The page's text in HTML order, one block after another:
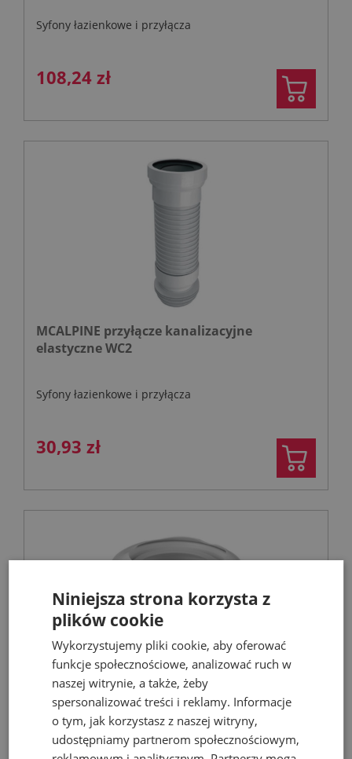
Syfony łazienkowe i przyłącza
108,24 zł
MCALPINE przyłącze kanalizacyjne
elastyczne WC2
Syfony łazienkowe i przyłącza
30,93 zł
MCALPINE przyłącze kanalizacyjne
elastyczne, mimośrodowe MAC1F-EXS
Niniejsza strona korzysta z
plików cookie
Wykorzystujemy pliki cookie, aby oferować
funkcje społecznościowe, analizować ruch w
naszej witrynie, a także, żeby
spersonalizować treści i reklamy. Informacje
o tym, jak korzystasz z naszej witryny,
udostępniamy partnerom społecznościowym,